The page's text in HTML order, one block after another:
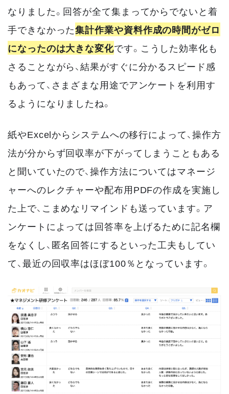
なりました。回答が全て集まってからでないと着
手できなかった集計作業や資料作成の時間がゼロ
になったのは大きな変化です。こうした効率化も
さることながら、結果がすぐに分かるスピード感
もあって、さまざまな用途でアンケートを利用す
るようになりましたね。
紙やExcelからシステムへの移行によって、操作方
法が分からず回収率が下がってしまうこともある
と聞いていたので、操作方法についてはマネージ
ャーへのレクチャーや配布用PDFの作成を実施し
た上で、こまめなリマインドも送っています。ア
ンケートによっては回答率を上げるために記名欄
をなくし、匿名回答にするといった工夫もしてい
て、最近の回収率はほぼ100％となっています。